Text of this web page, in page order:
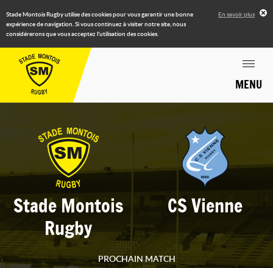
Stade Montois Rugby utilise des cookies pour vous garantir une bonne
expérience de navigation. Si vous continuez à visiter notre site, nous
considérerons que vous acceptez l'utilisation des cookies.
En savoir plus
MENU
Stade Montois
Rugby
CS Vienne
PROCHAIN MATCH